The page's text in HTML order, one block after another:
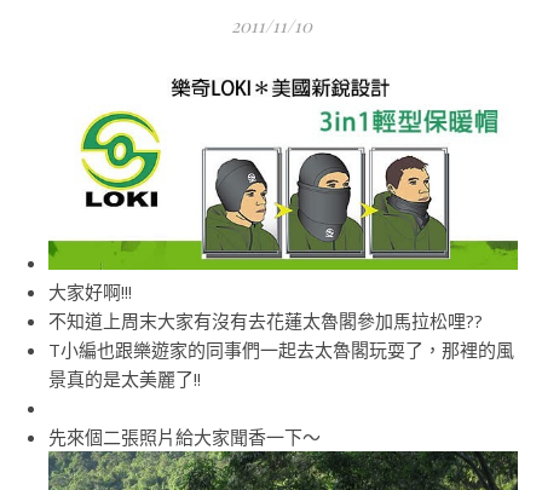
2011/11/10
大家好啊!!!
不知道上周末大家有沒有去花蓮太魯閣參加馬拉松哩??
T小編也跟樂遊家的同事們一起去太魯閣玩耍了，那裡的風
景真的是太美麗了!!
先來個二張照片給大家聞香一下～